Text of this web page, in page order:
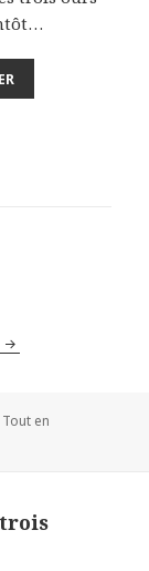
Tout en